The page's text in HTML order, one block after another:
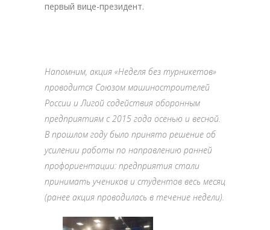
первый вице-президент.
Напомним, акция «Неделя без турникетов»
проводится Союзом машиностроителей
России и Лигой содействия оборонным
предприятиям с 2015 года осенью и весной.
В прошлом году было принято решение об
усилении работы по направлению ранней
профориентации: предприятия стали
принимать учеников и студентов весь месяц
(ранее акция проводилась в течение недели).